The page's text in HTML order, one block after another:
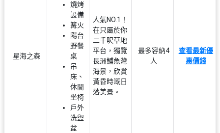
星海之森
燒烤
設備
篝火
陽台
野餐
桌
吊
床、
休閒
坐椅
戶外
洗盥
盆
人氣NO.1！
在只屬於你
二千呎草地
平台，獨覽
長洲鯆魚灣
海景，欣賞
黃昏時嘅日
落美景。
最多容納4
人
查看最新優
惠價錢